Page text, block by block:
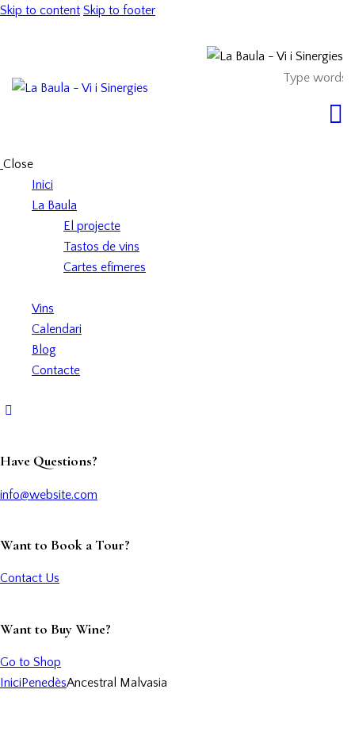
Skip to content Skip to footer
Close
Inici
La Baula
El projecte
Tastos de vins
Cartes efímeres
Vins
Calendari
Blog
Contacte
Have Questions?
info@website.com
Want to Book a Tour?
Contact Us
Want to Buy Wine?
Go to Shop
IniciPenedèsAncestral Malvasia